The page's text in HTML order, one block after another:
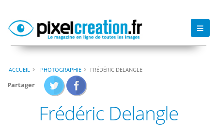
ACCUEIL PHOTOGRAPHIE FRÉDÉRIC DELANGLE
Partager
Frédéric Delangle